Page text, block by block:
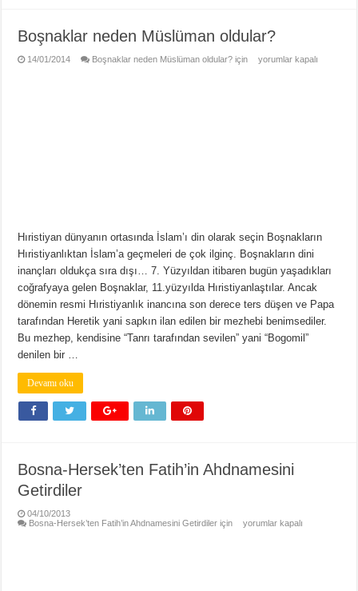
Boşnaklar neden Müslüman oldular?
14/01/2014 Boşnaklar neden Müslüman oldular? için yorumlar kapalı
Hıristiyan dünyanın ortasında İslam’ı din olarak seçin Boşnakların
Hıristiyanlıktan İslam’a geçmeleri de çok ilginç. Boşnakların dini
inançları oldukça sıra dışı… 7. Yüzyıldan itibaren bugün yaşadıkları
coğrafyaya gelen Boşnaklar, 11.yüzyılda Hıristiyanlaştılar. Ancak
dönemin resmi Hıristiyanlık inancına son derece ters düşen ve Papa
tarafından Heretik yani sapkın ilan edilen bir mezhebi benimsediler.
Bu mezhep, kendisine “Tanrı tarafından sevilen” yani “Bogomil”
denilen bir …
Devamı oku
Bosna-Hersek’ten Fatih’in Ahdnamesini
Getirdiler
04/10/2013
Bosna-Hersek’ten Fatih’in Ahdnamesini Getirdiler için
yorumlar kapalı